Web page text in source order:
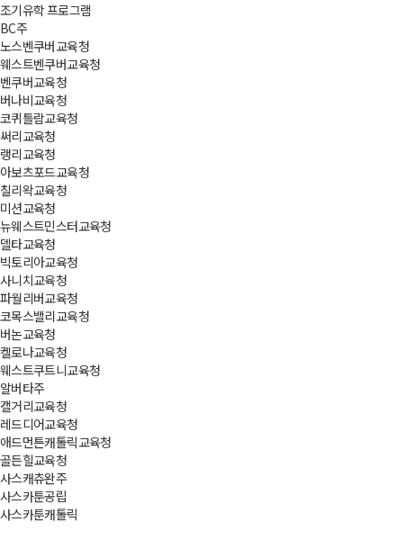
조기유학 프로그램
BC주
노스벤쿠버교육청
웨스트벤쿠버교육청
벤쿠버교육청
버나비교육청
코퀴틀람교육청
써리교육청
랭리교육청
아보츠포드교육청
칠리왁교육청
미션교육청
뉴웨스트민스터교육청
델타교육청
빅토리아교육청
사니치교육청
파월리버교육청
코목스밸리교육청
버논교육청
켈로나교육청
웨스트쿠트니교육청
알버타주
캘거리교육청
레드디어교육청
애드먼튼캐톨릭교육청
골든힐교육청
사스캐츄완주
사스카툰공립
사스카툰캐톨릭